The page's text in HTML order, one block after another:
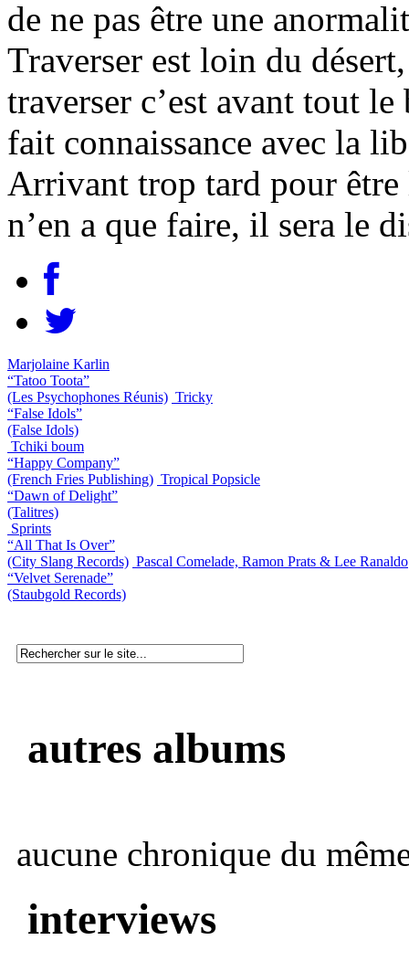
de ne pas être une
Traverser est loin du
traverser c’est avant tout
fait connaissance avec la
Arrivant trop tard pour être
n’en a que faire, il sera le
Marjolaine Karlin
“Tatoo Toota”
(Les Psychophones Réunis) Tricky
“False Idols”
(False Idols)
Tchiki boum
“Happy Company”
(French Fries Publishing) Tropical Popsicle
“Dawn of Delight”
(Talitres)
Sprints
“All That Is Over”
(City Slang Records) Pascal Comelade, Ramon Prats & Lee Ranaldo
“Velvet Serenade”
(Staubgold Records)
autres albums
aucune chronique du
interviews